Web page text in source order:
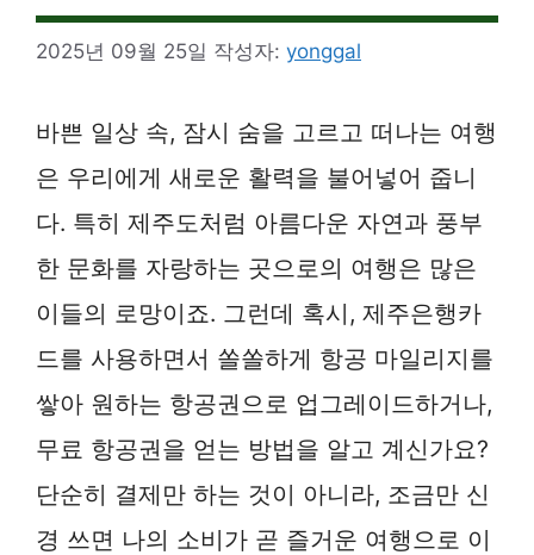
2025년 09월 25일 작성자: yonggal
바쁜 일상 속, 잠시 숨을 고르고 떠나는 여행
은 우리에게 새로운 활력을 불어넣어 줍니
다. 특히 제주도처럼 아름다운 자연과 풍부
한 문화를 자랑하는 곳으로의 여행은 많은
이들의 로망이죠. 그런데 혹시, 제주은행카
드를 사용하면서 쏠쏠하게 항공 마일리지를
쌓아 원하는 항공권으로 업그레이드하거나,
무료 항공권을 얻는 방법을 알고 계신가요?
단순히 결제만 하는 것이 아니라, 조금만 신
경 쓰면 나의 소비가 곧 즐거운 여행으로 이